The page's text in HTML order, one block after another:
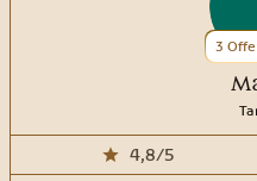
3
4,8/5